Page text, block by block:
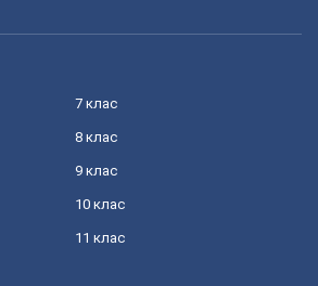
7 клас
8 клас
9 клас
10 клас
11 клас